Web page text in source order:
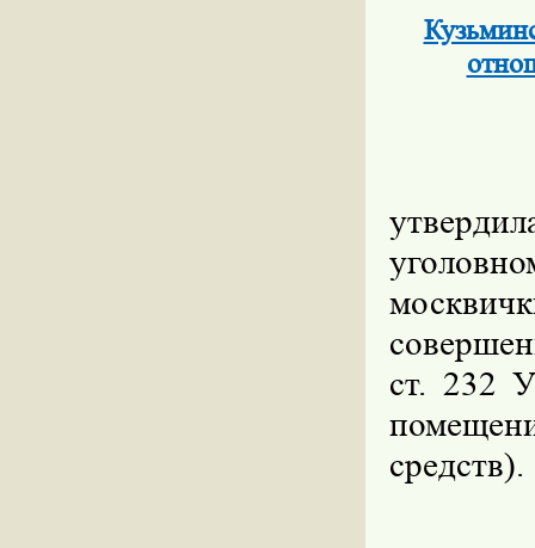
ст. 232
средств).